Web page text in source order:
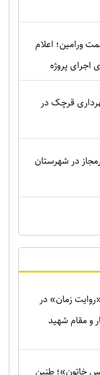
ورامین؛ اعلام
اجرای پروژه
قرچک در
تبعه غیرمجاز در شهرستان
زمان» در
و مقام شهید
خاتون»؛ طنین